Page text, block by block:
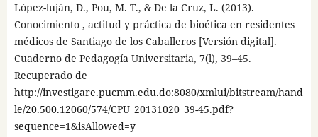
López-luján, D., Pou, M. T., & De la Cruz, L. (2013).
Conocimiento , actitud y práctica de bioética en residentes
médicos de Santiago de los Caballeros [Versión digital].
Cuaderno de Pedagogía Universitaria, 7(l), 39–45.
Recuperado de
http://investigare.pucmm.edu.do:8080/xmlui/bitstream/hand
le/20.500.12060/574/CPU_20131020_39-45.pdf?
sequence=1&isAllowed=y